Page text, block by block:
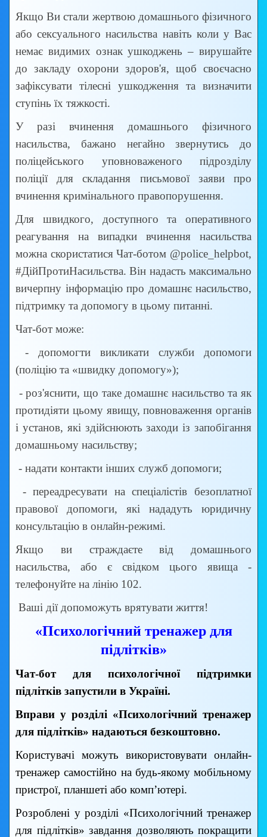
Якщо Ви стали жертвою домашнього фізичного
або сексуального насильства навіть коли у Вас
немає видимих ознак ушкоджень – вирушайте
до закладу охорони здоров'я, щоб своєчасно
зафіксувати тілесні ушкодження та визначити
ступінь їх тяжкості.
У разі вчинення домашнього фізичного
насильства, бажано негайно звернутись до
поліцейського уповноваженого підрозділу
поліції для складання письмової заяви про
вчинення кримінального правопорушення.
Для швидкого, доступного та оперативного
реагування на випадки вчинення насильства
можна скористатися Чат-ботом @police_helpbot,
#ДійПротиНасильства. Він надасть максимально
вичерпну інформацію про домашнє насильство,
підтримку та допомогу в цьому питанні.
Чат-бот може:
- допомогти викликати служби допомоги
(поліцію та «швидку допомогу»);
- роз'яснити, що таке домашнє насильство та як
протидіяти цьому явищу, повноваження органів
і установ, які здійснюють заходи із запобігання
домашньому насильству;
- надати контакти інших служб допомоги;
- переадресувати на спеціалістів безоплатної
правової допомоги, які нададуть юридичну
консультацію в онлайн-режимі.
Якщо ви страждаєте від домашнього
насильства, або є свідком цього явища -
телефонуйте на лінію 102.
Ваші дії допоможуть врятувати життя!
«Психологічний тренажер для
підлітків»
Чат-бот для психологічної підтримки
підлітків запустили в Україні.
Вправи у розділі «Психологічний тренажер
для підлітків» надаються безкоштовно.
Користувачі можуть використовувати онлайн-
тренажер самостійно на будь-якому мобільному
пристрої, планшеті або комп’ютері.
Розроблені у розділі «Психологічний тренажер
для підлітків» завдання дозволяють покращити